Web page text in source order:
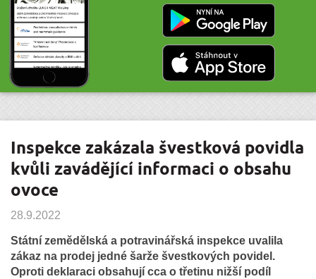
Inspekce zakázala švestková povidla
kvůli zavádějící informaci o obsahu
ovoce
28.9.2022
Státní zemědělská a potravinářská inspekce uvalila
zákaz na prodej jedné šarže švestkových povidel.
Oproti deklaraci obsahují cca o třetinu nižší podíl